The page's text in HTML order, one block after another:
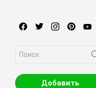
facebooktwitterinstagrampinterest
for:
Добавить